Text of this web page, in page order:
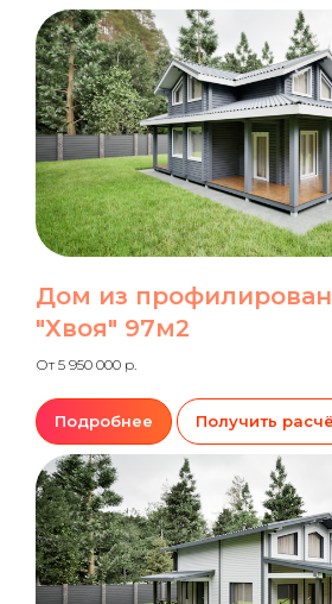
Дом из
"Хвоя" 97м2
От 5 950 000 р.
Подробнее Получить